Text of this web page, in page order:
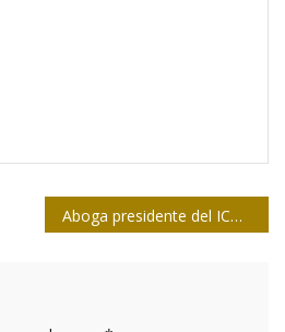
Aboga presidente del ICRT por la calidad de la programación de la Radio y la Televisión